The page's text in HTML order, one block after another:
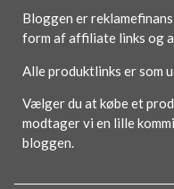
Bloggen er
form af affiliate links og
Alle produktlinks er som
Vælger du at købe et
modtager vi en lille
bloggen.